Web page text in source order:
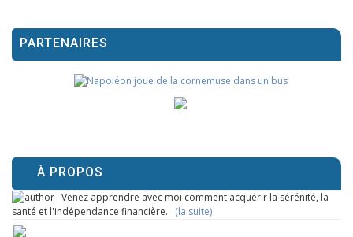
PARTENAIRES
À PROPOS
Venez apprendre avec moi comment acquérir la sérénité, la
santé et l'indépendance financière. (la suite)